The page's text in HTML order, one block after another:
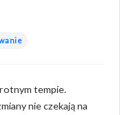
tempie.
nie czekają na